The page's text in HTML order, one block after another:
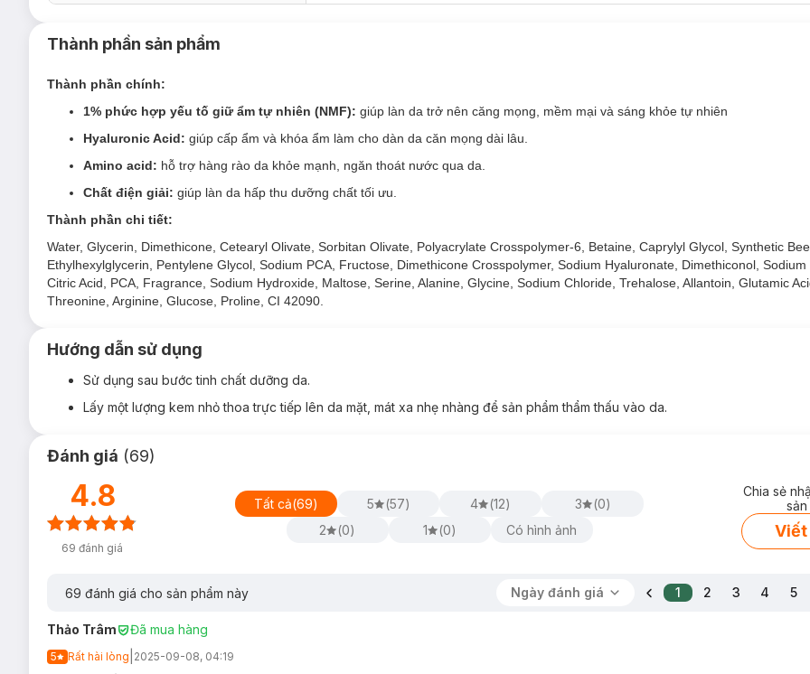
Combo hũ 50g + tuýp 15g
Combo 2 tuýp 15gx2
Kem Dưỡng Ẩm Neutrogena
Sản phẩm phù hợp cho da từ thường đến dầu.
Đối tượng sử dụngKem Dưỡng Ẩm Neutrogena Hydro Boost Water Gel:
Da khô thiếu ẩm hoặc da dầu thiếu nước.
Dadầu thừa - lỗ chân lông to, không thích cảm giác nhờn dính khi sử dụng kem dưỡng ẩm.
Thành phần sản phẩm
Thành phần chính:
1% phức hợp yếu tố giữ ẩm tự nhiên (NMF): giúp làn da trở nên căng mọng, mềm mại và sáng khỏe tự nhiên
Hyaluronic Acid: giúp cấp ẩm và khóa ẩm làm cho dàn da căn mọng dài lâu.
Amino acid: hỗ trợ hàng rào da khỏe mạnh, ngăn thoát nước qua da.
Chất điện giải: giúp làn da hấp thu dưỡng chất tối ưu.
Thành phần chi tiết:
Water, Glycerin, Dimethicone, Cetearyl Olivate, Sorbitan Olivate, Polyacrylate Crosspolymer-6, Betaine, Caprylyl Glycol, Synthetic
Ethylhexylglycerin, Pentylene Glycol, Sodium PCA, Fructose, Dimethicone Crosspolymer, Sodium Hyaluronate, Dimethiconol, Sodium
Citric Acid, PCA, Fragrance, Sodium Hydroxide, Maltose, Serine, Alanine, Glycine, Sodium Chloride, Trehalose, Allantoin, Glutamic
Threonine, Arginine, Glucose, Proline, CI 42090.
Hướng dẫn sử dụng
Sử dụng sau bước tinh chất dưỡng da.
Lấy một lượng kem nhỏ thoa trực tiếp lên da mặt, mát xa nhẹ nhàng để sản phẩm thẩm thấu vào da.
Đánh giá (69)
4.8
69 đánh giá
Tất cả(69) 5 (57) 4 (12) 3 (0)
2
(0) 1 (0) Có hình ảnh
Chia sẻ
Viết
69 đánh giá cho sản phẩm này Ngày đánh giá 1 2 3 4 5
Thảo Trâm Đã mua hàng
5 Rất hài lòng 2025-09-08, 04:19